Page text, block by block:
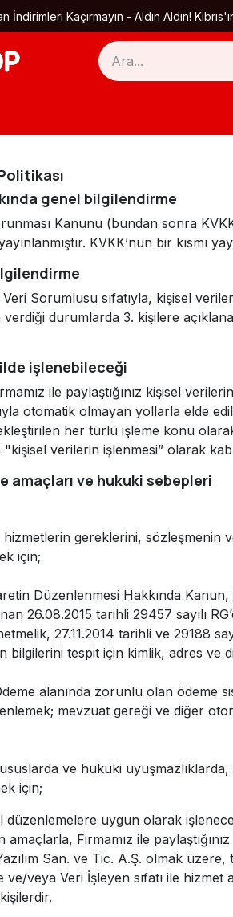
İndirimleri Kaçırmayın - Aldın Aldın!
genel bilgilendirme
Kanunu (bundan sonra
KVKK’nun bir kısmı
Sorumlusu sıfatıyla, kişisel
durumlarda 3. kişilere
işlenebileceği
ile paylaştığınız kişisel
otomatik olmayan yollarla elde
her türlü işleme konu
verilerin işlenmesi” olarak
amaçları ve hukuki sebepleri
gereklerini,
için;
Düzenlenmesi Hakkında
26.08.2015 tarihli 29457 sayılı
27.11.2014 tarihli ve 29188
bilgilerini tespit için kimlik, adres ve
alanında zorunlu olan ödeme
mevzuat gereği ve diğer
ve hukuki
için;
düzenlemelere uygun olarak
amaçlarla, Firmamız ile
San. ve Tic. A.Ş. olmak
veya Veri İşleyen sıfatı ile hizmet